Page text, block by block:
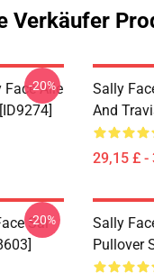
Verkäufer
Face Alle
-20%
Sally
And
29,15 £ -
Sal
-20%
Sally
Pullover